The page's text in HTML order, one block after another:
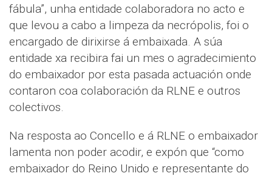
fábula”, unha entidade colaboradora no acto e
que levou a cabo a limpeza da necrópolis, foi o
encargado de dirixirse á embaixada. A súa
entidade xa recibira fai un mes o agradecimiento
do embaixador por esta pasada actuación onde
contaron coa colaboración da RLNE e outros
colectivos.
Na resposta ao Concello e á RLNE o embaixador
lamenta non poder acodir, e expón que “como
embaixador do Reino Unido e representante do